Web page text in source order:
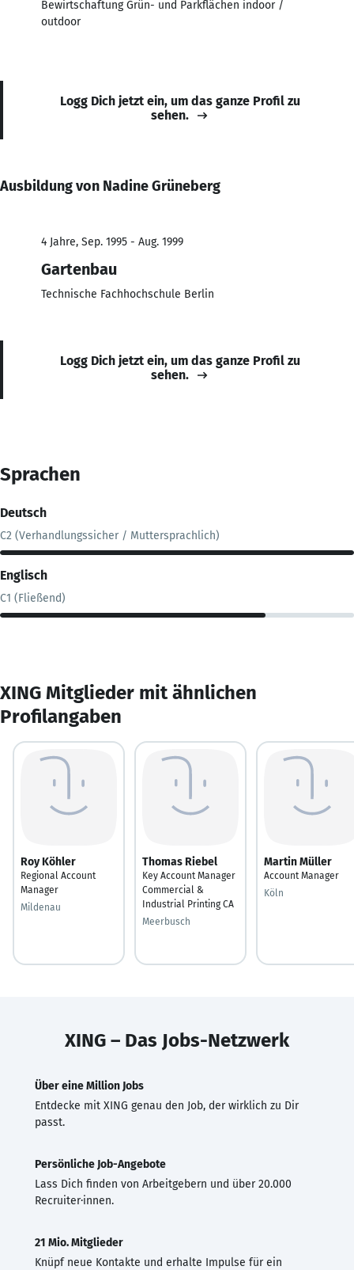
Bewirtschaftung Grün- und Parkflächen indoor /
outdoor
Logg Dich jetzt ein, um das ganze Profil zu
sehen.
Ausbildung von Nadine Grüneberg
4 Jahre, Sep. 1995 - Aug. 1999
Gartenbau
Technische Fachhochschule Berlin
Logg Dich jetzt ein, um das ganze Profil zu
sehen.
Sprachen
Deutsch
C2 (Verhandlungssicher / Muttersprachlich)
Englisch
C1 (Fließend)
XING Mitglieder mit ähnlichen
Profilangaben
Roy Köhler
Regional Account
Manager
Mildenau
Thomas Riebel
Key Account Manager
Commercial &
Industrial Printing CA
Meerbusch
Martin Müller
Account Manager
Köln
XING – Das Jobs-Netzwerk
Über eine Million Jobs
Entdecke mit XING genau den Job, der wirklich zu Dir
passt.
Persönliche Job-Angebote
Lass Dich finden von Arbeitgebern und über 20.000
Recruiter·innen.
21 Mio. Mitglieder
Knüpf neue Kontakte und erhalte Impulse für ein